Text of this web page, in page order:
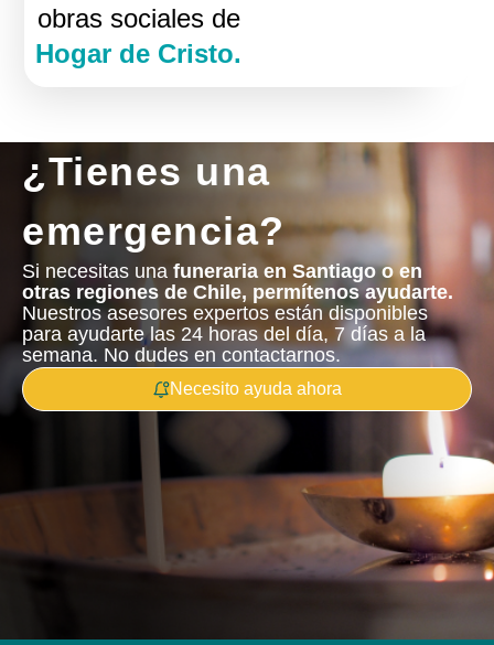
obras sociales de
Hogar de Cristo.
¿Tienes una
emergencia?
Si necesitas una funeraria en Santiago o en
otras regiones de Chile, permítenos ayudarte.
Nuestros asesores expertos están disponibles
para ayudarte las 24 horas del día, 7 días a la
semana. No dudes en contactarnos.
Necesito ayuda ahora